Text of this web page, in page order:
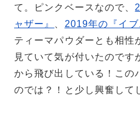
て。ピンクベースなので、
ャザー』
2019年の『イブ
ティーマパウダーとも相性
見ていて気が付いたので
から飛び出している！この
のでは？！と少し興奮して